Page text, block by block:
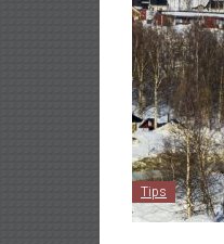
Tips